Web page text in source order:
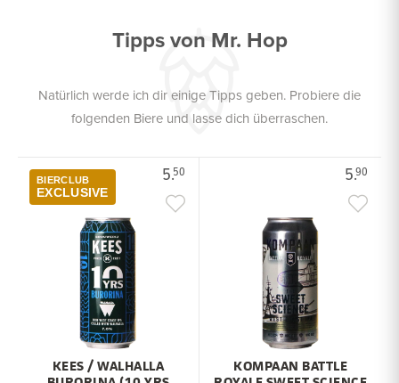
Tipps von Mr. Hop
Natürlich werde ich dir einige Tipps geben. Probiere die
folgenden Biere und lasse dich überraschen.
5.50
BIERCLUB
EXCLUSIVE
KEES / WALHALLA
5.90
KOMPAAN BATTLE